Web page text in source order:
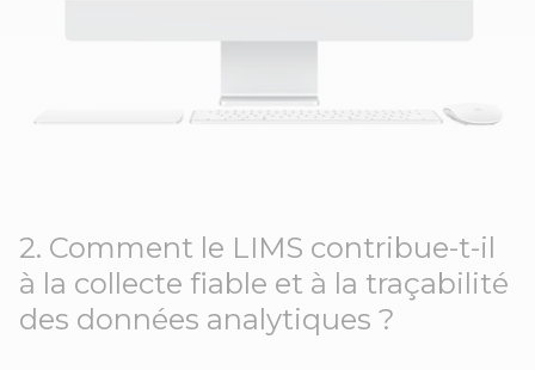
2. Comment le LIMS contribue-t-il
à la collecte fiable et à la traçabilité
des données analytiques ?